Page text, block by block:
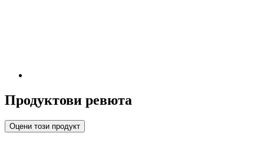
Продуктови ревюта
Оцени този продукт